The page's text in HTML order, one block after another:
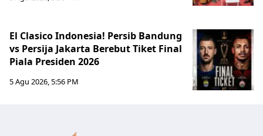
El Clasico Indonesia! Persib Bandung
vs Persija Jakarta Berebut Tiket Final
Piala Presiden 2026
5 Agu 2026, 5:56 PM